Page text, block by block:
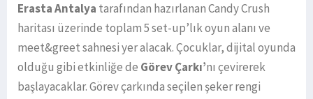
Erasta Antalya tarafından hazırlanan Candy Crush
haritası üzerinde toplam 5 set-up’lık oyun alanı ve
meet&greet sahnesi yer alacak. Çocuklar, dijital oyunda
olduğu gibi etkinliğe de Görev Çarkı’nı çevirerek
başlayacaklar. Görev çarkında seçilen şeker rengi